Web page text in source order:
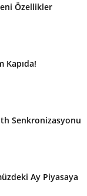
Özellikler
Kapıda!
Senkronizasyonu
Ay Piyasaya